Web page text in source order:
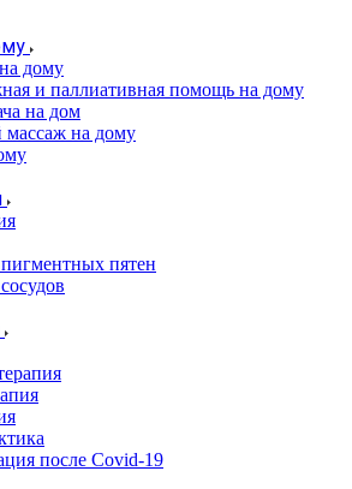
дому
и паллиативная помощь на дому
на дом
на дому
пятен
после Covid-19